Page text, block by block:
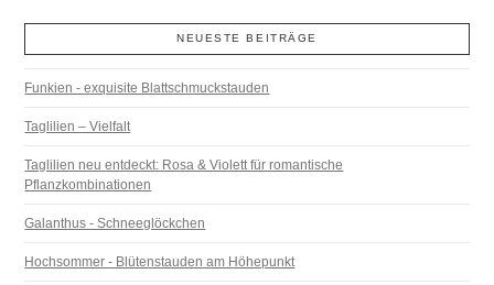
NEUESTE BEITRÄGE
Funkien - exquisite Blattschmuckstauden
Taglilien – Vielfalt
Taglilien neu entdeckt: Rosa & Violett für romantische
Pflanzkombinationen
Galanthus - Schneeglöckchen
Hochsommer - Blütenstauden am Höhepunkt